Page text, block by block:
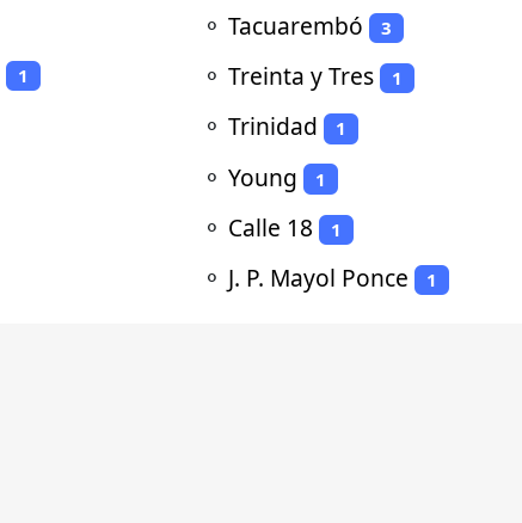
1
⚬ Tacuarembó 3
⚬ Treinta y Tres 1
⚬ Trinidad 1
⚬ Young 1
⚬ Calle 18 1
⚬ J. P. Mayol Ponce 1